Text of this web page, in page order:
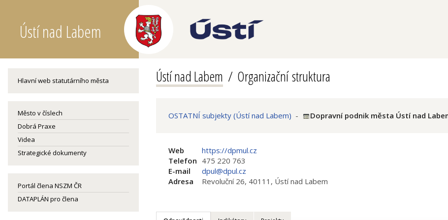
Ústí nad Labem
Hlavní web statutárního města
Město v číslech
Dobrá Praxe
Videa
Strategické dokumenty
Portál člena NSZM ČR
DATAPLÁN pro člena
Ústí nad Labem Organizační struktura
OSTATNÍ subjekty (Ústí nad Labem) - Dopravní podnik města Ústí nad
Web
https://dpmul.cz
Telefon 475 220 763
E-mail
dpul@dpul.cz
Adresa
Revoluční 26, 40111, Ústí nad Labem